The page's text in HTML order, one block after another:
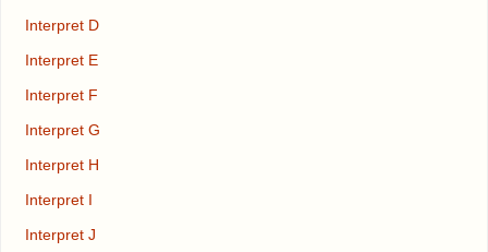
Interpret D
Interpret E
Interpret F
Interpret G
Interpret H
Interpret I
Interpret J